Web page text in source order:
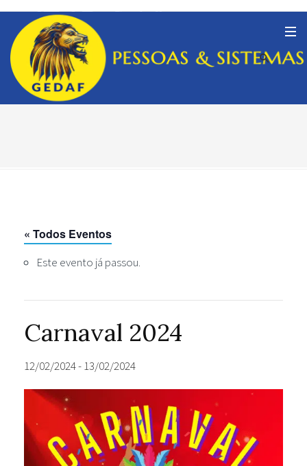
« Todos Eventos
Este evento já passou.
Carnaval 2024
12/02/2024-13/02/2024